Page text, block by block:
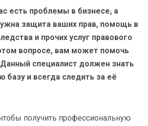
есть проблемы в бизнесе, а
защита ваших прав, помощь в
и прочих услуг правового
вопросе, вам может помочь
специалист должен знать
базу и всегда следить за её
получить профессиональную